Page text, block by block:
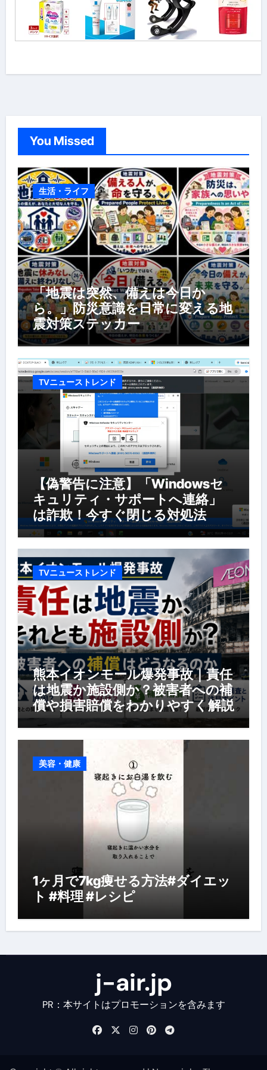
You Missed
生活・ライフ
「地震は突然、備えは今日か
ら。」防災意識を日常に変える地
震対策ステッカー
TVニューストレンド
【偽警告に注意】「Windowsセ
キュリティ・サポートへ連絡」
は詐欺！今すぐ閉じる対処法
TVニューストレンド
熊本イオンモール爆発事故｜責任
は地震か施設側か？被害者への補
償や損害賠償をわかりやすく解説
美容・健康
1ヶ月で7kg痩せる方法#ダイエッ
ト #料理 #レシピ
j-air.jp
PR：本サイトはプロモーションを含みます